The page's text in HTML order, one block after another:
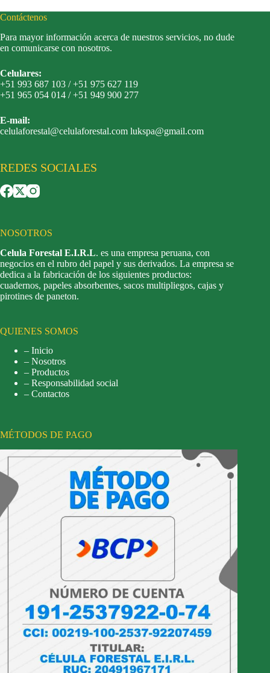
Contáctenos
Para mayor información acerca de nuestros servicios, no dude
en comunicarse con nosotros.
Celulares:
+51 993 687 103 / +51 975 627 119
+51 965 054 014 / +51 949 900 277
E-mail:
celulaforestal@celulaforestal.com lukspa@gmail.com
REDES SOCIALES
NOSOTROS
Celula Forestal E.I.R.L. es una empresa peruana, con
negocios en el rubro del papel y sus derivados. La empresa se
dedica a la fabricación de los siguientes productos:
cuadernos, papeles absorbentes, sacos multipliegos, cajas y
pirotines de paneton.
QUIENES SOMOS
– Inicio
– Nosotros
– Productos
– Responsabilidad social
– Contactos
MÉTODOS DE PAGO